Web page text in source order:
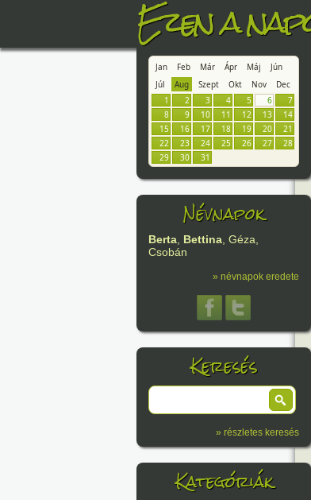
Ezen a
Jan Feb Már Ápr Máj
Jún
Júl
Aug Szept Okt Nov
Dec
1
2 3 4 5 6
7
8
9 10 11 12 13
14
15
16 17 18 19 20
21
22
23 24 25 26 27
28
29
30 31
Névnapok
Berta, Bettina, Géza,
Csobán
» névnapok eredete
Keresés
» részletes keresés
Kategóriák